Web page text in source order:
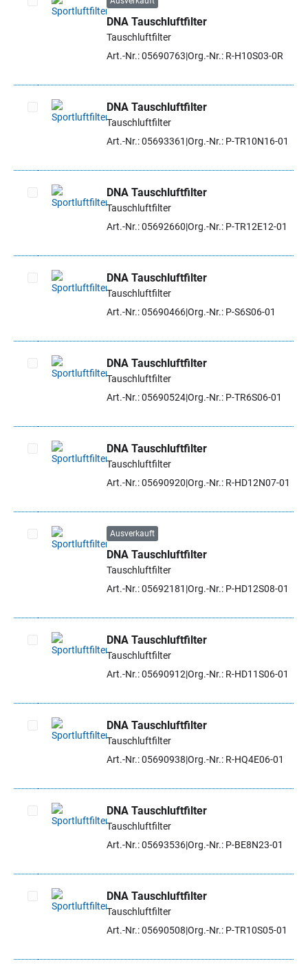
Artikel auswählen
DNA Tauschluftfilter
Tauschluftfilter
Art.-Nr.: 05690763 Org.-Nr.: R-H10S03-0R
Artikel auswählen
DNA Tauschluftfilter
Tauschluftfilter
Art.-Nr.: 05693361 Org.-Nr.: P-TR10N16-01
Artikel auswählen
DNA Tauschluftfilter
Tauschluftfilter
Art.-Nr.: 05692660 Org.-Nr.: P-TR12E12-01
Artikel auswählen
DNA Tauschluftfilter
Tauschluftfilter
Art.-Nr.: 05690466Org.-Nr.: P-S6S06-01
Artikel auswählen
DNA Tauschluftfilter
Tauschluftfilter
Art.-Nr.: 05690524Org.-Nr.: P-TR6S06-01
Artikel auswählen
DNA Tauschluftfilter
Tauschluftfilter
Art.-Nr.: 05690920 Org.-Nr.: R-HD12N07-01
Artikel auswählen
Ausverkauft
DNA Tauschluftfilter
Tauschluftfilter
Art.-Nr.: 05692181 Org.-Nr.: P-HD12S08-01
Artikel auswählen
DNA Tauschluftfilter
Tauschluftfilter
Art.-Nr.: 05690912 Org.-Nr.: R-HD11S06-01
Artikel auswählen
DNA Tauschluftfilter
Tauschluftfilter
Art.-Nr.: 05690938 Org.-Nr.: R-HQ4E06-01
Artikel auswählen
DNA Tauschluftfilter
Tauschluftfilter
Art.-Nr.: 05693536Org.-Nr.: P-BE8N23-01
Artikel auswählen
DNA Tauschluftfilter
Tauschluftfilter
Art.-Nr.: 05690508 Org.-Nr.: P-TR10S05-01